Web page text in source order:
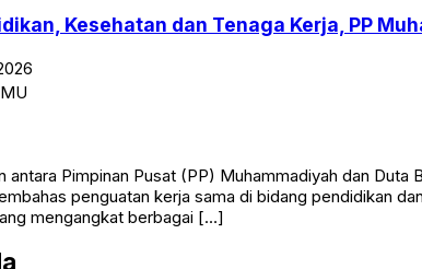
Kesehatan dan Tenaga Kerja, PP
Pimpinan Pusat (PP) Muhammadiyah dan
penguatan kerja sama di bidang pendidikan
mengangkat berbagai […]